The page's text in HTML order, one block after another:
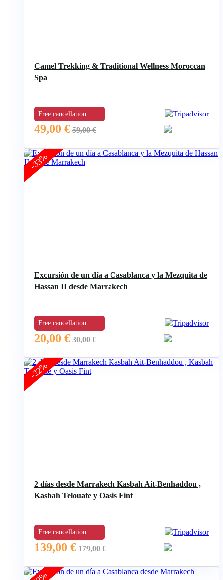
Camel Trekking & Traditional Wellness Moroccan
Spa
Free cancellation
49,00 € 59,00€
-33%
Excursión de un día a Casablanca y la Mezquita de
Hassan II desde Marrakech
Free cancellation
20,00 € 30,00€
-22%
2 días desde Marrakech Kasbah Ait-Benhaddou ,
Kasbah Telouate y Oasis Fint
Free cancellation
139,00 € 179,00€